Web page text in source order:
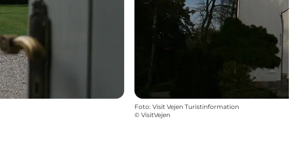
Foto: Visit Vejen Turistinformation
© VisitVejen